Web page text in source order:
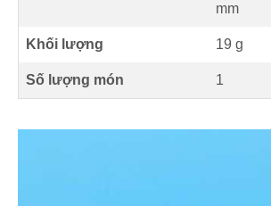
mm
Khối lượng 19 g
Số lượng món 1